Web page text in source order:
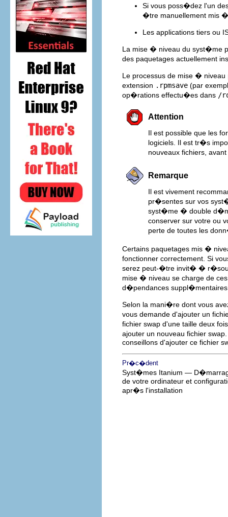
Si vous poss�dez l'un
�tre manuellement mis
Les applications tiers ou
La mise � niveau du syst�me
des paquetages actuellement
Le processus de mise �
extension .rpmsave (par
op�rations effectu�es dans /
Attention
Il est possible que les
logiciels. Il est tr�s
nouveaux fichiers,
Remarque
Il est vivement
pr�sentes sur vos
syst�me � double
conserver sur votre ou
perte de toutes les
Certains paquetages mis �
fonctionner correctement. Si
serez peut-�tre invit� �
mise � niveau se charge de
d�pendances
Selon la mani�re dont vous
vous demande d'ajouter un
fichier swap d'une taille deux
ajouter un nouveau fichier
conseillons d'ajouter ce fichier
Pr�c�dent
Syst�mes Itanium —
de votre ordinateur et
apr�s l'installation